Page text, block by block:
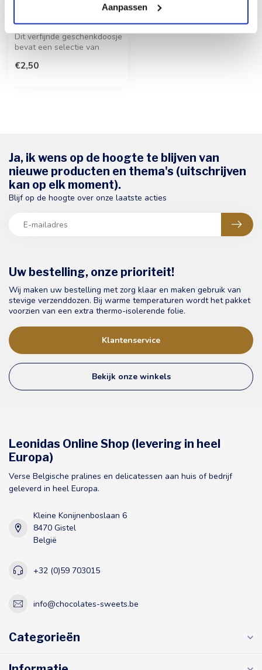
Aanpassen
Doosje 2 pralines
Dit verfijnde geschenkdoosje
bevat een selectie van
choco...
€2,50
Uw bestelling, onze prioriteit!
Wij maken uw bestelling met zorg klaar en maken gebruik van
stevige verzenddozen. Bij warme temperaturen wordt het pakket
voorzien van een extra thermo-isolerende folie.
Klantenservice
Bekijk onze winkels
Ja, ik wens op de hoogte te blijven van
nieuwe producten en thema's (uitschrijven
kan op elk moment).
Blijf op de hoogte over onze laatste acties
Leonidas Online Shop (levering in heel
Europa)
Verse Belgische pralines en delicatessen aan huis of bedrijf
geleverd in heel Europa.
Kleine Konijnenboslaan 6
8470 Gistel
België
+32 (0)59 703015
info@chocolates-sweets.be
Categorieën